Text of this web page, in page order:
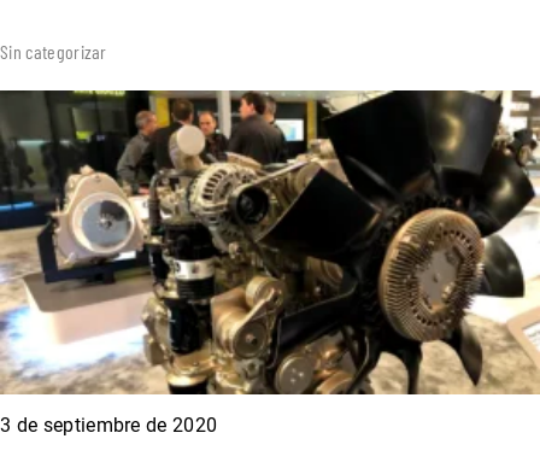
Sin categorizar
3 de septiembre de 2020